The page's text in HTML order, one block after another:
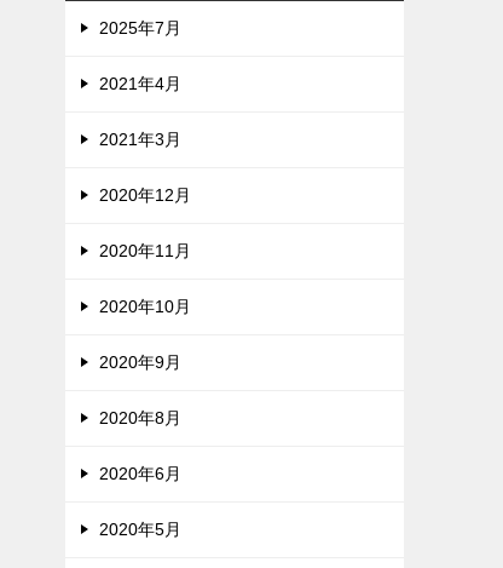
2025年7月
2021年4月
2021年3月
2020年12月
2020年11月
2020年10月
2020年9月
2020年8月
2020年6月
2020年5月